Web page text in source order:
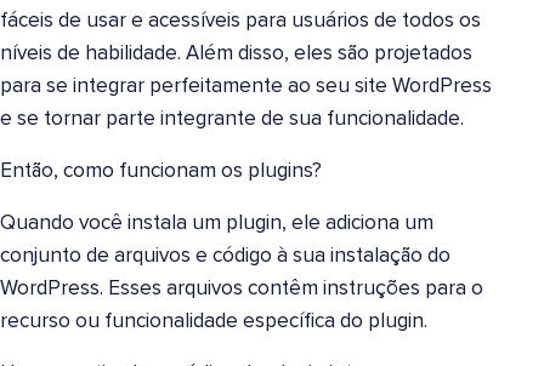
fáceis de usar e acessíveis para usuários de todos os
níveis de habilidade. Além disso, eles são projetados
para se integrar perfeitamente ao seu site WordPress
e se tornar parte integrante de sua funcionalidade.
Então, como funcionam os plugins?
Quando você instala um plugin, ele adiciona um
conjunto de arquivos e código à sua instalação do
WordPress. Esses arquivos contêm instruções para o
recurso ou funcionalidade específica do plugin.